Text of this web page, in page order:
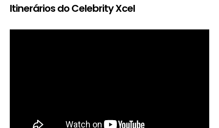
Itinerários do Celebrity Xcel